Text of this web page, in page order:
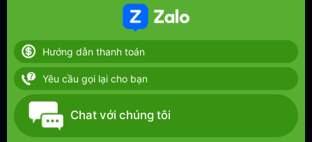
Hướng dẫn thanh toán
Yêu cầu gọi lại cho bạn
Chat với chúng tôi